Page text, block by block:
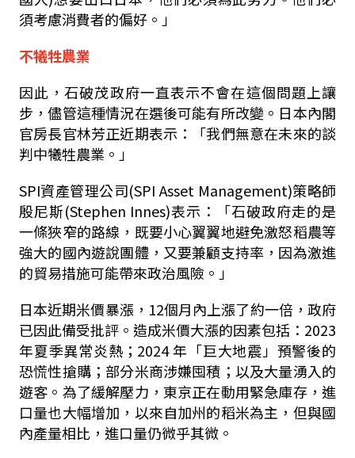
須考慮消費者的偏好。」
不犧牲農業
因此，石破茂政府一直表示不會在這個問題上讓
步，儘管這種情況在選後可能有所改變。日本內閣
官房長官林芳正近期表示：「我們無意在未來的談
判中犧牲農業。」
SPI資產管理公司(SPI Asset Management)策略師
殷尼斯(Stephen Innes)表示：「石破政府走的是
一條狹窄的路線，既要小心翼翼地避免激怒稻農等
強大的國內遊說團體，又要兼顧支持率，因為激進
的貿易措施可能帶來政治風險。」
日本近期米價暴漲，12個月內上漲了約一倍，政府
已因此備受批評。造成米價大漲的因素包括：2023
年夏季異常炎熱；2024 年「巨大地震」預警後的
恐慌性搶購；部分米商涉嫌囤積；以及大量湧入的
遊客。為了緩解壓力，東京正在動用緊急庫存，進
口量也大幅增加，以來自加州的稻米為主，但與國
內產量相比，進口量仍微乎其微。